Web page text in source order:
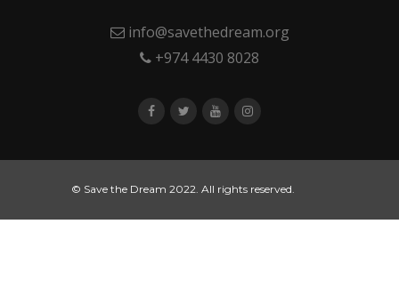
info@savethedream.org
+974 4430 8028
© Save the Dream 2022. All rights reserved.